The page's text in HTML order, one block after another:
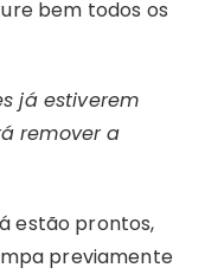
bem todos os
já estiverem
remover a
estão prontos,
previamente